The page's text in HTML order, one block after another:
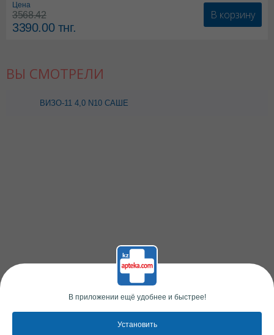
Цена
3568.42
3390.00тнг.
В корзину
ВЫ СМОТРЕЛИ
ВИЗО-11 4,0 N10 САШЕ
В приложении ещё удобнее и быстрее!
Установить